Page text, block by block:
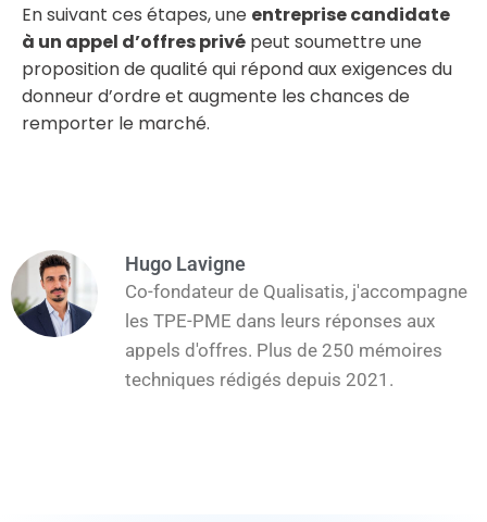
En suivant ces étapes, une entreprise candidate
à un appel d’offres privé peut soumettre une
proposition de qualité qui répond aux exigences du
donneur d’ordre et augmente les chances de
remporter le marché.
Hugo Lavigne
Co-fondateur de Qualisatis, j'accompagne
les TPE-PME dans leurs réponses aux
appels d'offres. Plus de 250 mémoires
techniques rédigés depuis 2021.